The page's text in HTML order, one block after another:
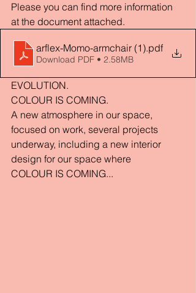
Please you can find more information
at the document attached.
arflex-Momo-armchair (1).pdf
Download PDF • 2.58MB
EVOLUTION.
COLOUR IS COMING.
A new atmosphere in our space,
focused on work, several projects
underway, including a new interior
design for our space where
COLOUR IS COMING...